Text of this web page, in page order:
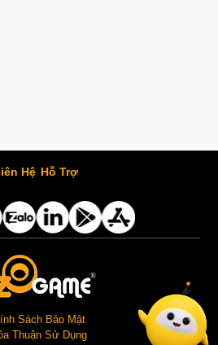
Hệ Hỗ Trợ
Sách Bảo Mật
Thuận Sử Dụng